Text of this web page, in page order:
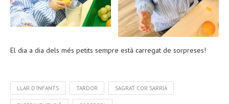
El dia a dia dels més petits sempre està carregat de sorpreses!
LLAR D'INFANTS TARDOR SAGRAT COR SARRIÀ